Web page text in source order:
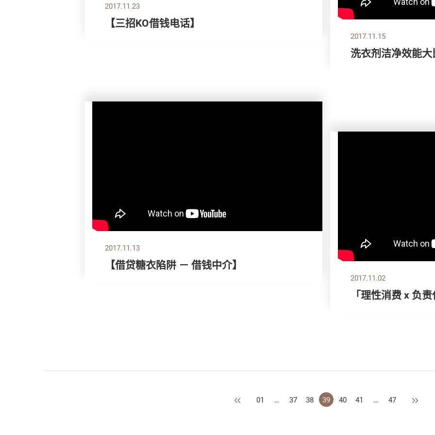
2017.11.23
【三招KO借钱电话】
2017.11.15
洗衣剂洁净效能大
2017.11.13
【借贷糖衣陷阱 － 借钱中介】
2017.11.02
「理性消费 x 负
上一页
01 … 37 38 39 40 41 … 47 下一页